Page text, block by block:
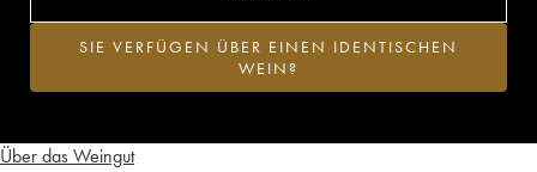
Über das Weingut
SIE VERFÜGEN ÜBER EINEN IDENTISCHEN
WEIN?